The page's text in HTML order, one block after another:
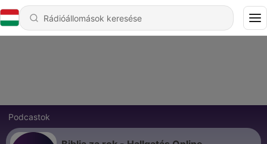
Podcastok